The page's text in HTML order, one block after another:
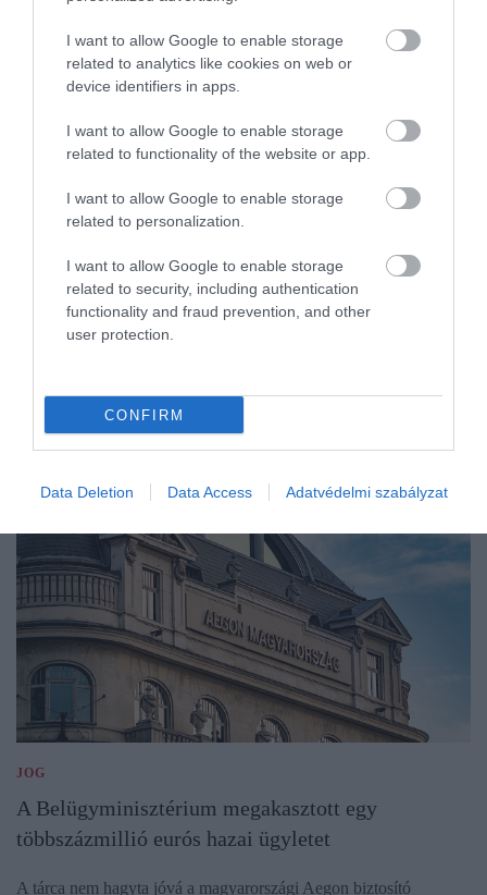
I want to allow Google to enable storage
related to analytics like cookies on web or
device identifiers in apps.
I want to allow Google to enable storage
related to functionality of the website or app.
I want to allow Google to enable storage
related to personalization.
I want to allow Google to enable storage
related to security, including authentication
functionality and fraud prevention, and other
user protection.
CONFIRM
Data Deletion Data Access Adatvédelmi szabályzat
A CLB biztosítási alkusz tapasztalatai szerint a sofőrök korának
van köze a balesetek számához, csak nem úgy, mint ahogyan azt
JOG
A Belügyminisztérium megakasztott egy
többszázmillió eurós hazai ügyletet
A tárca nem hagyta jóvá a magyarországi Aegon biztosító